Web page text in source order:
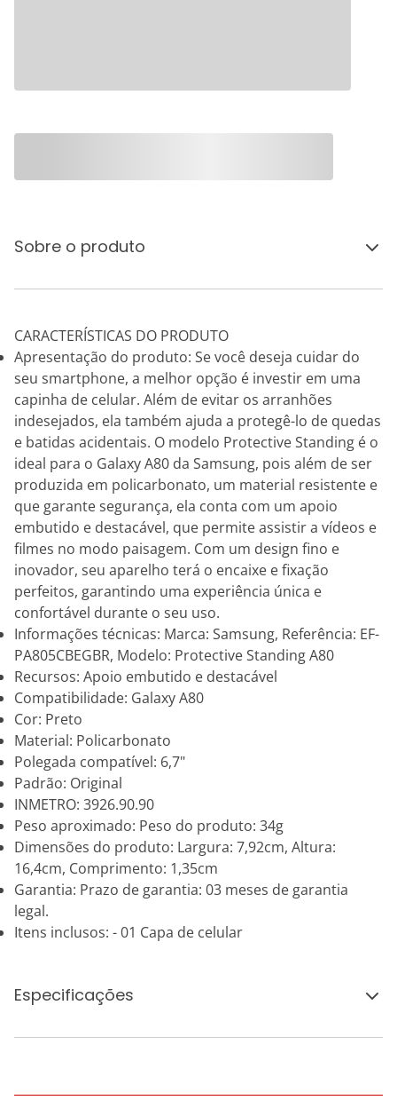
Sobre o produto
CARACTERÍSTICAS DO PRODUTO
Apresentação do produto: Se você deseja cuidar do
seu smartphone, a melhor opção é investir em uma
capinha de celular. Além de evitar os arranhões
indesejados, ela também ajuda a protegê-lo de quedas
e batidas acidentais. O modelo Protective Standing é o
ideal para o Galaxy A80 da Samsung, pois além de ser
produzida em policarbonato, um material resistente e
que garante segurança, ela conta com um apoio
embutido e destacável, que permite assistir a vídeos e
filmes no modo paisagem. Com um design fino e
inovador, seu aparelho terá o encaixe e fixação
perfeitos, garantindo uma experiência única e
confortável durante o seu uso.
Informações técnicas: Marca: Samsung, Referência: EF-
PA805CBEGBR, Modelo: Protective Standing A80
Recursos: Apoio embutido e destacável
Compatibilidade: Galaxy A80
Cor: Preto
Material: Policarbonato
Polegada compatível: 6,7"
Padrão: Original
INMETRO: 3926.90.90
Peso aproximado: Peso do produto: 34g
Dimensões do produto: Largura: 7,92cm, Altura:
16,4cm, Comprimento: 1,35cm
Garantia: Prazo de garantia: 03 meses de garantia
legal.
Itens inclusos: - 01 Capa de celular
Especificações